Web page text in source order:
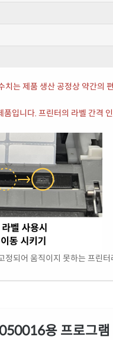
치는 제품 생산 공정상 약간의
품입니다. 프린터의 라벨 간격
정되어 움직이지 못하는 프린
용 프로그램